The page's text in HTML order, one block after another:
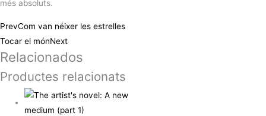
més absoluts.
PrevCom van néixer les estrelles
Tocar el mónNext
Relacionados
Productes relacionats